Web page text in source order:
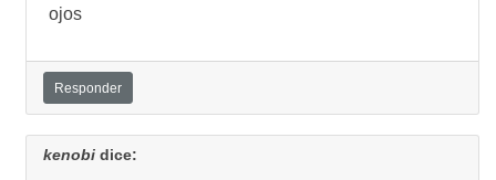
ojos
Responder
kenobi dice: